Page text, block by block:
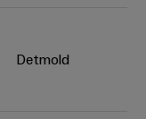
Detmold